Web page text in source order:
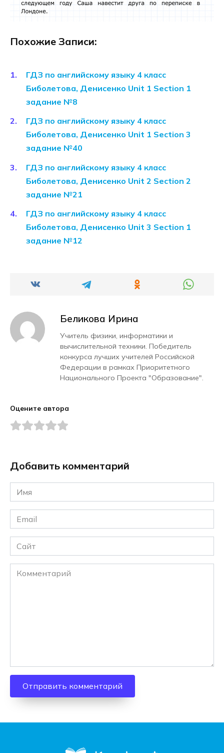
Похожие Записи:
ГДЗ по английскому языку 4 класс
Биболетова, Денисенко Unit 1 Section 1
задание №8
ГДЗ по английскому языку 4 класс
Биболетова, Денисенко Unit 1 Section 3
задание №40
ГДЗ по английскому языку 4 класс
Биболетова, Денисенко Unit 2 Section 2
задание №21
ГДЗ по английскому языку 4 класс
Биболетова, Денисенко Unit 3 Section 1
задание №12
Беликова Ирина
Учитель физики, информатики и
вычислительной техники. Победитель
конкурса лучших учителей Российской
Федерации в рамках Приоритетного
Национального Проекта "Образование".
Оцените автора
Добавить комментарий
Имя
*
Email
*
Сайт
Комментарий